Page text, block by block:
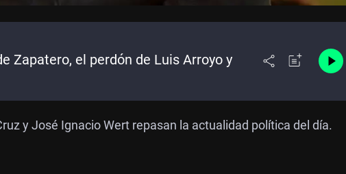
Zapatero, el perdón de Luis Arroyo y
y José Ignacio Wert repasan la actualidad política del día.